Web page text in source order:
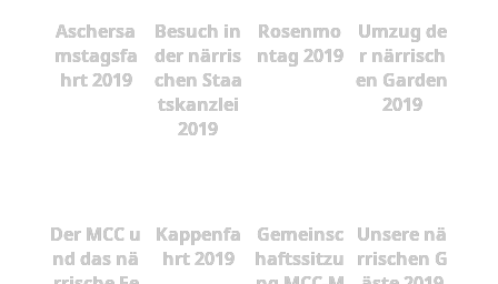
Aschersa
mstagsfa
hrt 2019
Besuch in
der närris
chen Staa
tskanzlei
2019
Rosenmo
ntag 2019
Umzug de
r närrisch
en Garden
2019
Der MCC u
nd das nä
Kappenfa
hrt 2019
Gemeinsc
haftssitzu
Unsere nä
rrischen G